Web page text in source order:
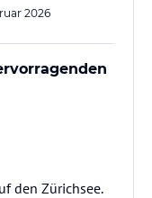
2026
den Zürichsee.